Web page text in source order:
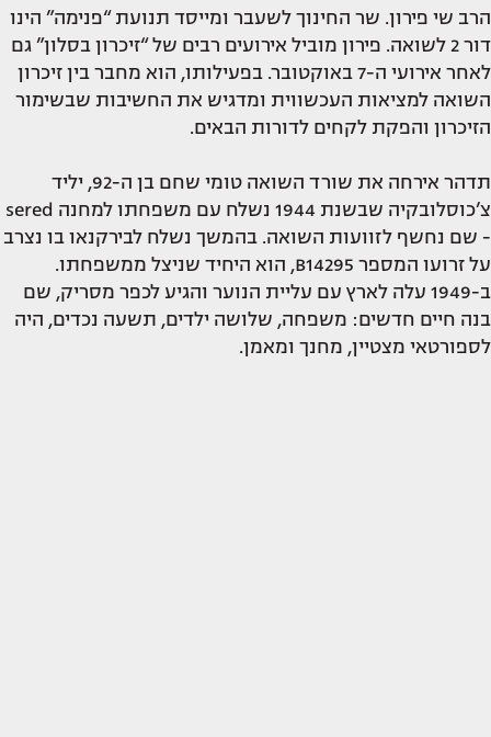
הרב שי פירון. שר החינוך לשעבר ומייסד תנועת “פנימה” הינו
דור 2 לשואה. פירון מוביל אירועים רבים של “זיכרון בסלון” גם
לאחר אירועי ה-7 באוקטובר. בפעילותו, הוא מחבר בין זיכרון
השואה למציאות העכשווית ומדגיש את החשיבות שבשימור
הזיכרון והפקת לקחים לדורות הבאים.
תדהר אירחה את שורד השואה טומי שחם בן ה-92, יליד
צ’כוסלובקיה שבשנת 1944 נשלח עם משפחתו למחנה sered
- שם נחשף לזוועות השואה. בהמשך נשלח לבירקנאו בו נצרב
על זרועו המספר B14295, הוא היחיד שניצל ממשפחתו.
ב-1949 עלה לארץ עם עליית הנוער והגיע לכפר מסריק, שם
בנה חיים חדשים: משפחה, שלושה ילדים, תשעה נכדים, היה
לספורטאי מצטיין, מחנך ומאמן.